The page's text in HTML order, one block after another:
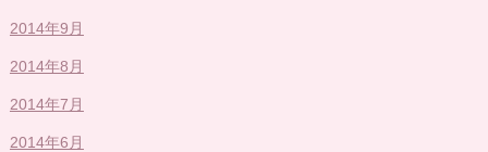
2014年9月
2014年8月
2014年7月
2014年6月